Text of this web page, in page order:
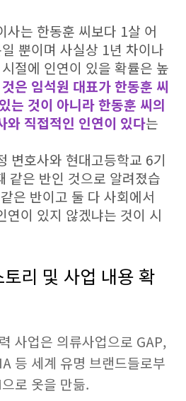
사는 한동훈 씨보다 1살 어
뿐이며 사실상 1년 차이나
절에 인연이 있을 확률은 높
은 임석원 대표가 한동훈 씨
는 것이 아니라 한동훈 씨의
와 직접적인 인연이 있다는
변호사와 현대고등학교 6기
같은 반인 것으로 알려졌습
은 반이고 둘 다 사회에서
연이 있지 않겠냐는 것이 시
리 및 사업 내용 확
사업은 의류사업으로 GAP,
등 세계 유명 브랜드들로부
로 옷을 만듦.